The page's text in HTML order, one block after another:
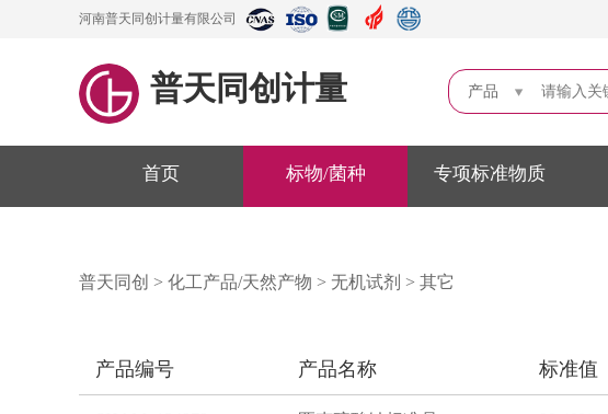
河南普天同创计量有限公司
普天同创计量 产品
首页 标物/菌种 专项标准物质
普天同创 > 化工产品/天然产物 > 无机试剂 > 其它
产品编号 产品名称 标准值